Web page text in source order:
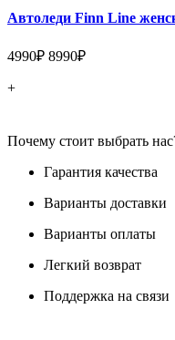
Автоледи Finn Line
4990₽ 8990₽
+
Почему стоит выбрать
Гарантия качества
Варианты доставки
Варианты оплаты
Легкий возврат
Поддержка на связи